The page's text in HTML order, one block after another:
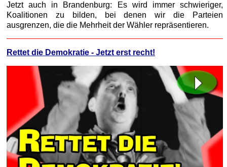
Jetzt auch in Brandenburg: Es wird immer schwieriger,
Koalitionen zu bilden, bei denen wir die Parteien
ausgrenzen, die die Mehrheit der Wähler repräsentieren.
Rettet die Demokratie - Jetzt erst recht!